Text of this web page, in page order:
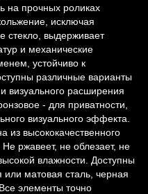
на прочных роликах
исключая
стекло, выдерживает
и механические
устойчиво к
различные варианты
визуального расширения
- для приватности,
визуального эффекта.
из высококачественного
ржавеет, не облезает, не
влажности. Доступны
матовая сталь, черная
элементы точно